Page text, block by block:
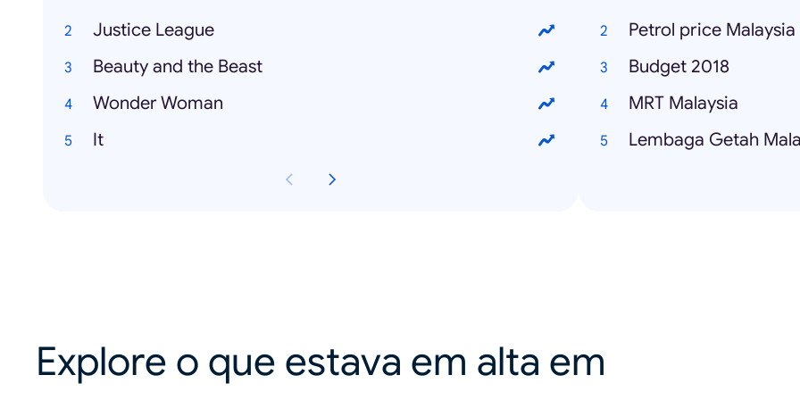
Justice League
Beauty and the Beast
Wonder Woman
It
Petrol price Malaysia
Budget 2018
MRT Malaysia
Lembaga Getah
Explore o que estava em alta em